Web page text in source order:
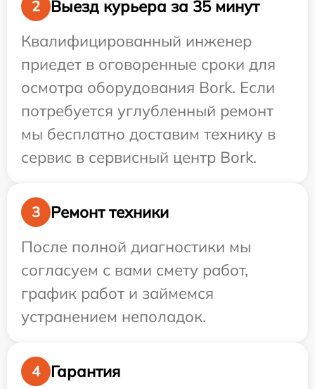
2
Выезд курьера за 35 минут
Квалифицированный инженер
приедет в оговоренные сроки для
осмотра оборудования Bork. Если
потребуется углубленный ремонт
мы бесплатно доставим технику в
сервис в сервисный центр Bork.
3
Ремонт техники
После полной диагностики мы
согласуем с вами смету работ,
график работ и займемся
устранением неполадок.
4
Гарантия